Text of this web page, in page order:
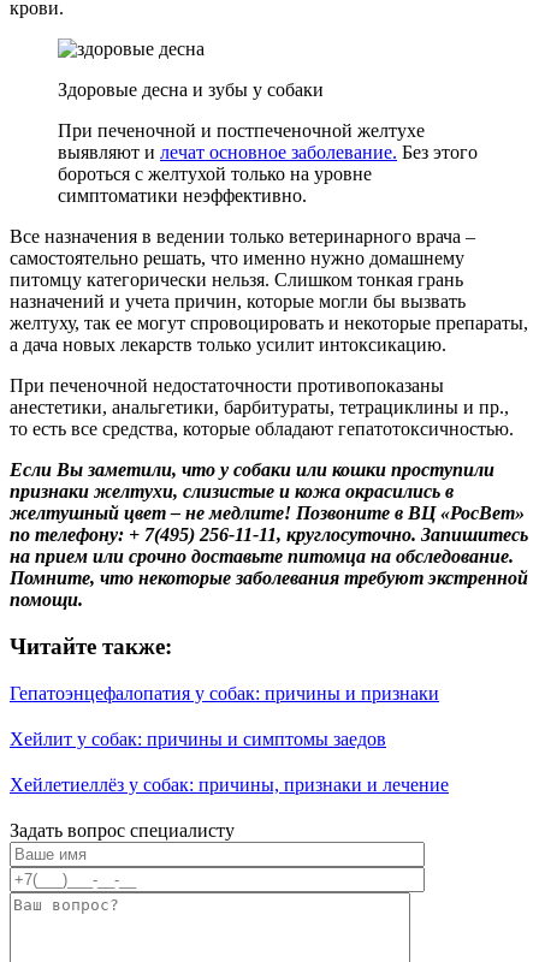
крови.
Здоровые десна и зубы у собаки
При печеночной и постпеченочной желтухе
выявляют и лечат основное заболевание. Без этого
бороться с желтухой только на уровне
симптоматики неэффективно.
Все назначения в ведении только ветеринарного врача –
самостоятельно решать, что именно нужно домашнему
питомцу категорически нельзя. Слишком тонкая грань
назначений и учета причин, которые могли бы вызвать
желтуху, так ее могут спровоцировать и некоторые препараты,
а дача новых лекарств только усилит интоксикацию.
При печеночной недостаточности противопоказаны
анестетики, анальгетики, барбитураты, тетрациклины и пр.,
то есть все средства, которые обладают гепатотоксичностью.
Если Вы заметили, что у собаки или кошки проступили
признаки желтухи, слизистые и кожа окрасились в
желтушный цвет – не медлите! Позвоните в ВЦ «РосВет»
по телефону: + 7(495) 256-11-11, круглосуточно. Запишитесь
на прием или срочно доставьте питомца на обследование.
Помните, что некоторые заболевания требуют экстренной
помощи.
Читайте также:
Гепатоэнцефалопатия у собак: причины и признаки
Хейлит у собак: причины и симптомы заедов
Хейлетиеллёз у собак: причины, признаки и лечение
Задать вопрос специалисту